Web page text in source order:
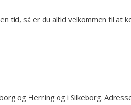
tid, så er du altid velkommen til at
og Herning og i Silkeborg.